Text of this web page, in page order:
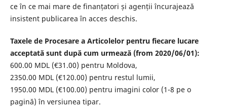
ce în ce mai mare de finanțatori și agenții încurajează
insistent publicarea în acces deschis.
Taxele de Procesare a Articolelor pentru fiecare lucare
acceptată sunt după cum urmează (from 2020/06/01):
600.00 MDL (€31.00) pentru Moldova,
2350.00 MDL (€120.00) pentru restul lumii,
1950.00 MDL (€100.00) pentru imagini color (1-8 pe o
pagină) în versiunea tipar.